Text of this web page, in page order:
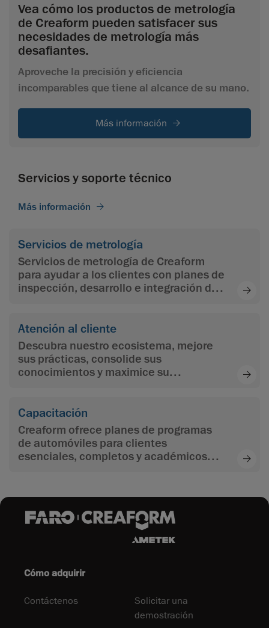
Vea cómo los productos de metrología
de Creaform pueden satisfacer sus
necesidades de metrología más
desafiantes.
Aproveche la precisión y eficiencia
incomparables que tiene al alcance de su mano.
Más información
Servicios y soporte técnico
Más información
Servicios de metrología
Servicios de metrología de Creaform
para ayudar a los clientes con planes de
inspección, desarrollo e integración de
Atención al cliente
Descubra nuestro ecosistema, mejore
sus prácticas, consolide sus
conocimientos y maximice su
Capacitación
Creaform ofrece planes de programas
de automóviles para clientes
esenciales, completos y académicos
Cómo adquirir
Contáctenos
Solicitar una
demostración